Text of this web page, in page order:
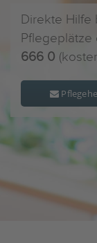
Direkte Hilfe
Pflegeplätze
666 0